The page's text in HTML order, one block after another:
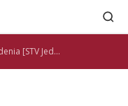
Jednotka]